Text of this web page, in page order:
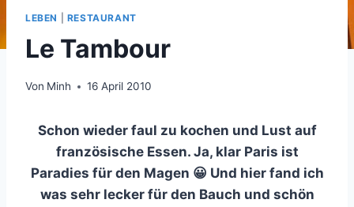
LEBEN RESTAURANT
Le Tambour
Von Minh 16 April 2010
Schon wieder faul zu kochen und Lust auf
französische Essen. Ja, klar Paris ist
Paradies für den Magen 😀 Und hier fand ich
was sehr lecker für den Bauch und schön